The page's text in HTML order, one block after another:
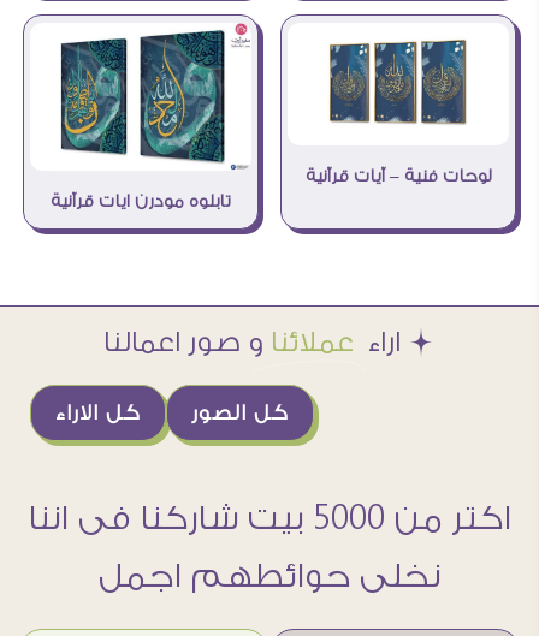
لوحات فنية – آيات قرآنية
تابلوه مودرن ايات قرآنية
Æ اراء عملائنا و صور اعمالنا
كل الاراء كل الصور
اكتر من 5000 بيت شاركنا فى اننا
نخلى حوائطهم اجمل